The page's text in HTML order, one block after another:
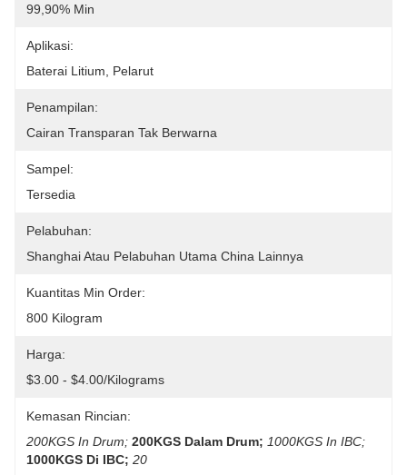
99,90% Min
Aplikasi:
Baterai Litium, Pelarut
Penampilan:
Cairan Transparan Tak Berwarna
Sampel:
Tersedia
Pelabuhan:
Shanghai Atau Pelabuhan Utama China Lainnya
Kuantitas Min Order:
800 Kilogram
Harga:
$3.00 - $4.00/Kilograms
Kemasan Rincian:
200KGS In Drum; 200KGS Dalam Drum; 1000KGS In IBC;
1000KGS Di IBC; 20